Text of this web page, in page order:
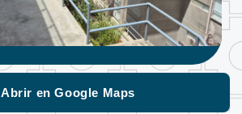
Abrir en Google Maps